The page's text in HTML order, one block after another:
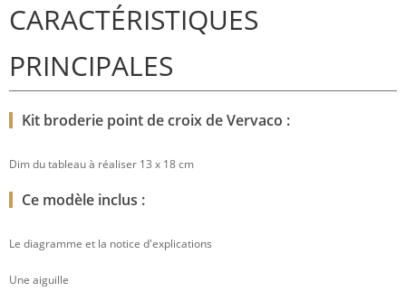
CARACTÉRISTIQUES
PRINCIPALES
Kit broderie point de croix de Vervaco :
Dim du tableau à réaliser 13 x 18 cm
Ce modèle inclus :
Le diagramme et la notice d'explications
Une aiguille